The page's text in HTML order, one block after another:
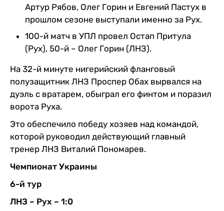
Артур Рябов, Олег Горин и Евгений Пастух в
прошлом сезоне выступали именно за Рух.
100-й матч в УПЛ провел Остап Притула
(Рух), 50-й – Олег Горин (ЛНЗ).
На 32-й минуте нигерийский фланговый
полузащитник ЛНЗ Проспер Обах вырвался на
дуэль с вратарем, обыграл его финтом и поразил
ворота Руха.
Это обеспечило победу хозяев над командой,
которой руководил действующий главный
тренер ЛНЗ Виталий Пономарев.
Чемпионат Украины
6-й тур
ЛНЗ – Рух – 1:0